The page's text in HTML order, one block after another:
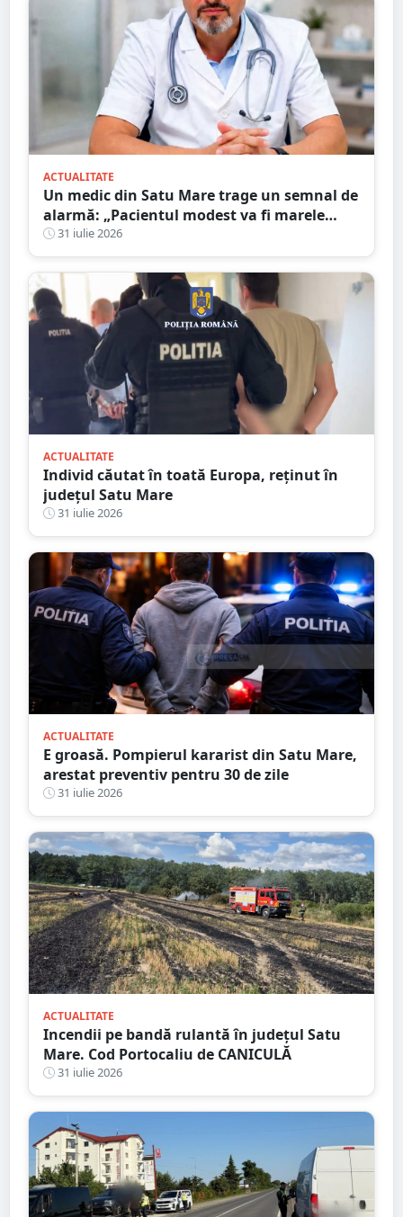
ACTUALITATE
Un medic din Satu Mare trage un semnal de
alarmă: „Pacientul modest va fi marele
perdant”
31 iulie 2026
ACTUALITATE
Individ căutat în toată Europa, reținut în
județul Satu Mare
31 iulie 2026
ACTUALITATE
E groasă. Pompierul kararist din Satu Mare,
arestat preventiv pentru 30 de zile
31 iulie 2026
ACTUALITATE
Incendii pe bandă rulantă în județul Satu
Mare. Cod Portocaliu de CANICULĂ
31 iulie 2026